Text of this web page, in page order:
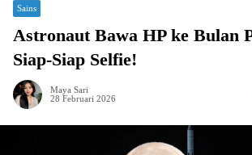
Sains
Astronaut Bawa HP ke Bulan
Siap-Siap Selfie!
Maya Sari
28 Februari 2026